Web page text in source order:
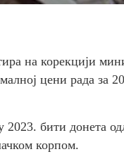
на корекцији
цени рада за
2023. бити донета
корпом.